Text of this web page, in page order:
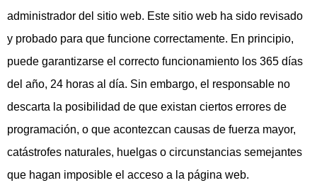
administrador del sitio web. Este sitio web ha sido revisado
y probado para que funcione correctamente. En principio,
puede garantizarse el correcto funcionamiento los 365 días
del año, 24 horas al día. Sin embargo, el responsable no
descarta la posibilidad de que existan ciertos errores de
programación, o que acontezcan causas de fuerza mayor,
catástrofes naturales, huelgas o circunstancias semejantes
que hagan imposible el acceso a la página web.